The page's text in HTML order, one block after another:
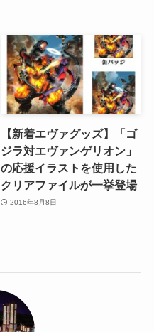
【新着エヴァグッズ】「ゴ
ジラ対エヴァンゲリオン」
の応援イラストを使用した
クリアファイルが一挙登場
2016年8月8日